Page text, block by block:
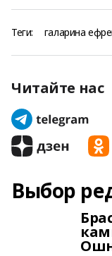
Теги: галарина
Читайте нас
Выбор